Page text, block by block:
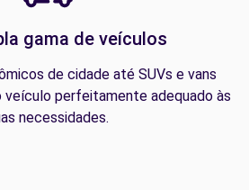
gama de veículos
de cidade até SUVs e vans
veículo perfeitamente adequado às
necessidades.